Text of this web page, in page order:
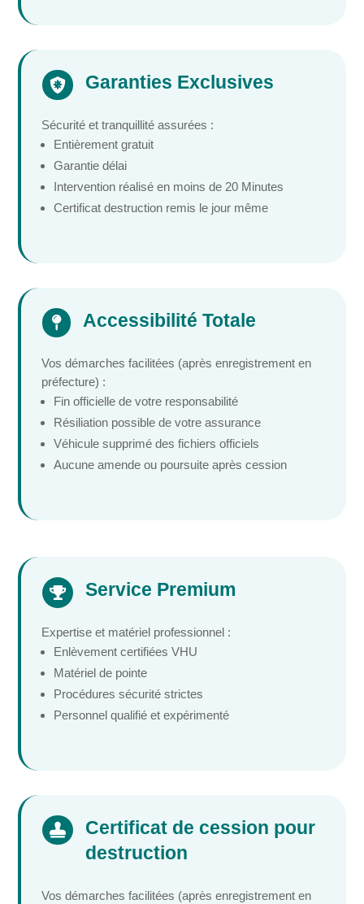
 Garanties Exclusives
Sécurité et tranquillité assurées :
Entièrement gratuit
Garantie délai
Intervention réalisé en moins de 20 Minutes
Certificat destruction remis le jour même
 Accessibilité Totale
Vos démarches facilitées (après enregistrement en
préfecture) :
Fin officielle de votre responsabilité
Résiliation possible de votre assurance
Véhicule supprimé des fichiers officiels
Aucune amende ou poursuite après cession
 Service Premium
Expertise et matériel professionnel :
Enlèvement certifiées VHU
Matériel de pointe
Procédures sécurité strictes
Personnel qualifié et expérimenté

Certificat de cession pour
destruction
Vos démarches facilitées (après enregistrement en